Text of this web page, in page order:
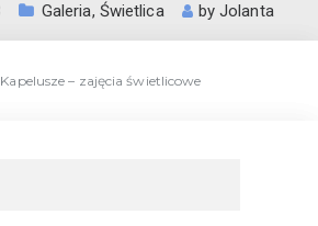
Galeria, Świetlica byJolanta
Kapelusze – zajęcia świetlicowe